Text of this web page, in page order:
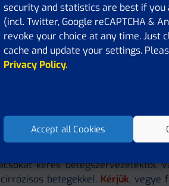
security and statistics are best if you
(incl. Twitter, Google reCAPTCHA &
revoke your choice at any time. Just
cache and update your settings.
Privacy Policy.
Accept all Cookies
linkek
linkek Önnek szólnak, ha
keres betegszervezetektől,
betegekkel. Kérjük, vegye